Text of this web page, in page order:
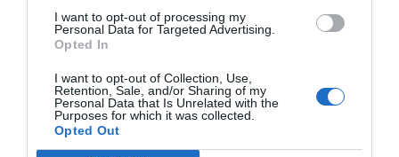
I want to opt-out of processing my
Personal Data for Targeted Advertising.
Opted In
I want to opt-out of Collection, Use,
Retention, Sale, and/or Sharing of my
Personal Data that Is Unrelated with the
Purposes for which it was collected.
Opted Out
Artículos anteriores
DIARIO DE LA CORRUPCIÓN SANCHISTA
Diario de la corrupción sanchista. Hazte
Oír se manifiesta delante de La Mareta:
“Pedro Sánchez es un criminal”